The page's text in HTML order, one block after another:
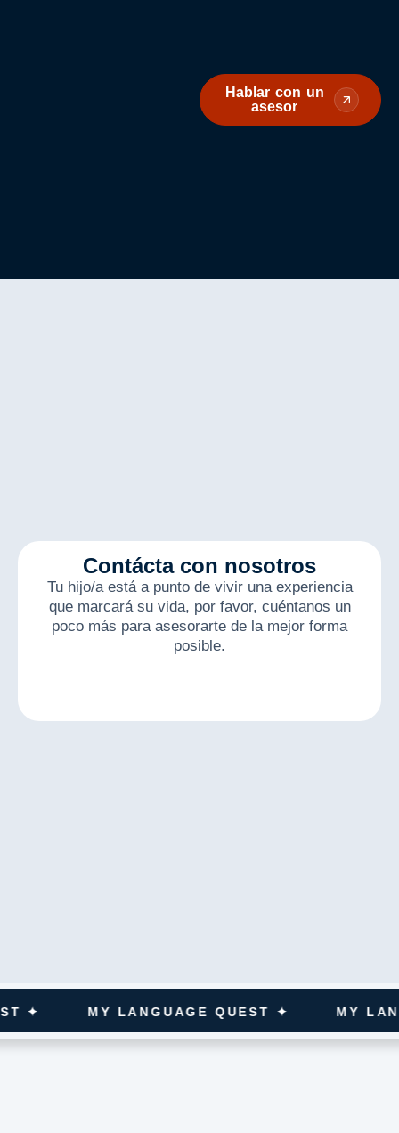
Hablar con un
asesor
Contácta con nosotros
Tu hijo/a está a punto de vivir una experiencia
que marcará su vida, por favor, cuéntanos un
poco más para asesorarte de la mejor forma
posible.
MY LANGUAGE QUEST ✦ MY